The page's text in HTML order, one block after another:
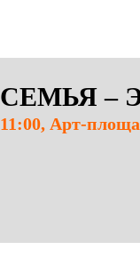
СЕМЬЯ –
11:00, Арт-